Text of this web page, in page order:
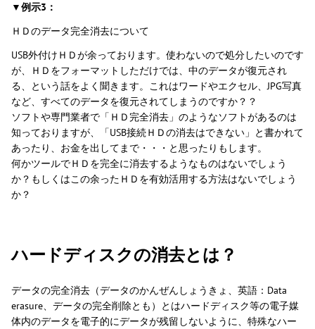
▼例示3：
ＨＤのデータ完全消去について
USB外付けＨＤが余っております。使わないので処分したいのです
が、ＨＤをフォーマットしただけでは、中のデータが復元され
る、という話をよく聞きます。これはワードやエクセル、JPG写真
など、すべてのデータを復元されてしまうのですか？？
ソフトや専門業者で「ＨＤ完全消去」のようなソフトがあるのは
知っておりますが、「USB接続ＨＤの消去はできない」と書かれて
あったり、お金を出してまで・・・と思ったりもします。
何かツールでＨＤを完全に消去するようなものはないでしょう
か？もしくはこの余ったＨＤを有効活用する方法はないでしょう
か？
ハードディスクの消去とは？
データの完全消去（データのかんぜんしょうきょ、英語：Data
erasure、データの完全削除とも）とはハードディスク等の電子媒
体内のデータを電子的にデータが残留しないように、特殊なハー